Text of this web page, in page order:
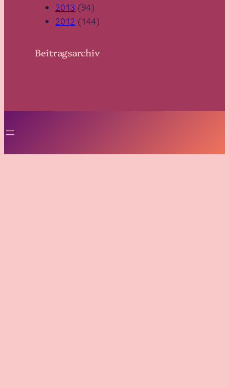
Beitragsarchiv
2013 (94)
2012 (144)